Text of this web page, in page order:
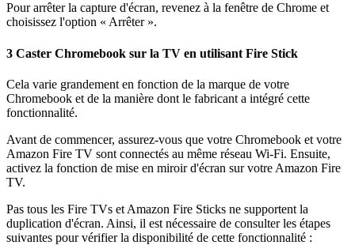
Pour arrêter la capture d'écran, revenez à la fenêtre de Chrome et
choisissez l'option « Arrêter ».
3 Caster Chromebook sur la TV en utilisant Fire Stick
Cela varie grandement en fonction de la marque de votre
Chromebook et de la manière dont le fabricant a intégré cette
fonctionnalité.
Avant de commencer, assurez-vous que votre Chromebook et votre
Amazon Fire TV sont connectés au même réseau Wi-Fi. Ensuite,
activez la fonction de mise en miroir d'écran sur votre Amazon Fire
TV.
Pas tous les Fire TVs et Amazon Fire Sticks ne supportent la
duplication d'écran. Ainsi, il est nécessaire de consulter les étapes
suivantes pour vérifier la disponibilité de cette fonctionnalité :